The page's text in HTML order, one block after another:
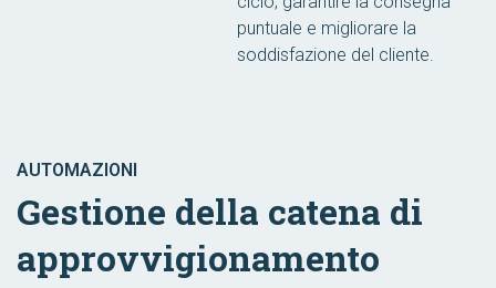
puntuale e migliorare la
soddisfazione del cliente.
AUTOMAZIONI
Gestione della catena di
approvvigionamento